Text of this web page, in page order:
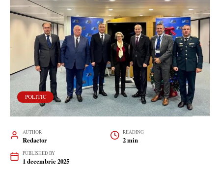
POLITIC
AUTHOR
Redactor
READING
2 min
PUBLISHED BY
1 decembrie 2025